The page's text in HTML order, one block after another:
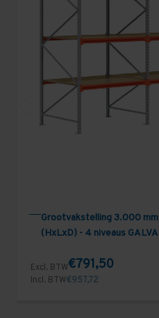
Grootvakstelling 3.000
(HxLxD) - 4 niveaus GALVA
Excl. BTW€791,50
Incl. BTW€957,72